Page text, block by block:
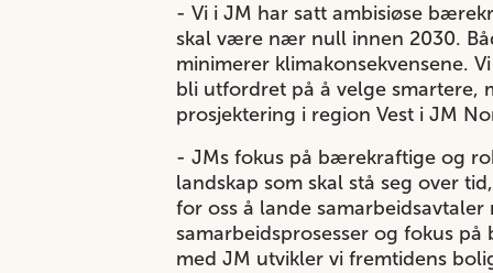
- Vi i JM har satt ambisiøse
skal være nær null innen 2030.
minimerer klimakonsekvensene.
bli utfordret på å velge smartere,
prosjektering i region Vest i JM
- JMs fokus på bærekraftige og
landskap som skal stå seg over
for oss å lande
samarbeidsprosesser og fokus
med JM utvikler vi fremtidens